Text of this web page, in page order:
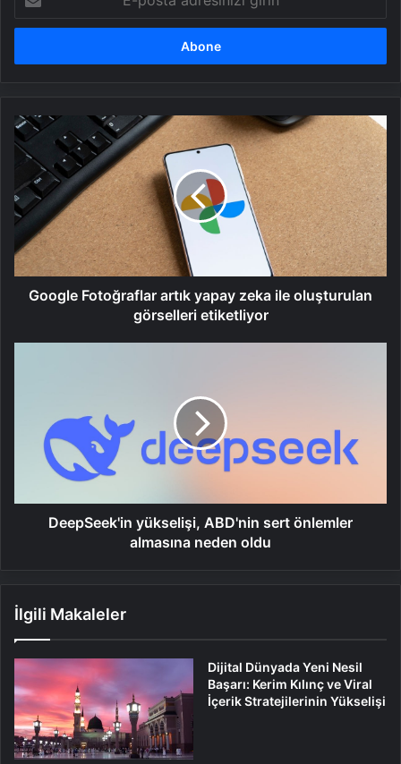
posta
adresinizi
Google
Fotoğraflar
artık
yapay
zeka
ile
oluşturulan
görselleri
etiketliyor
Google Fotoğraflar artık yapay zeka ile oluşturulan
görselleri etiketliyor
önlemler
almasına
neden
DeepSeek'in yükselişi, ABD'nin sert önlemler
almasına neden oldu
İlgili Makaleler
Dijital Dünyada Yeni Nesil
Başarı: Kerim Kılınç ve Viral
İçerik Stratejilerinin Yükselişi